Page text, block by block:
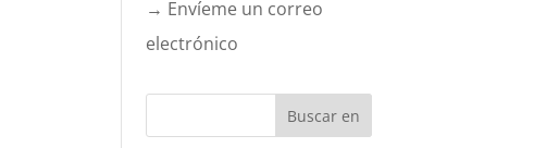
→ Envíeme un correo
electrónico